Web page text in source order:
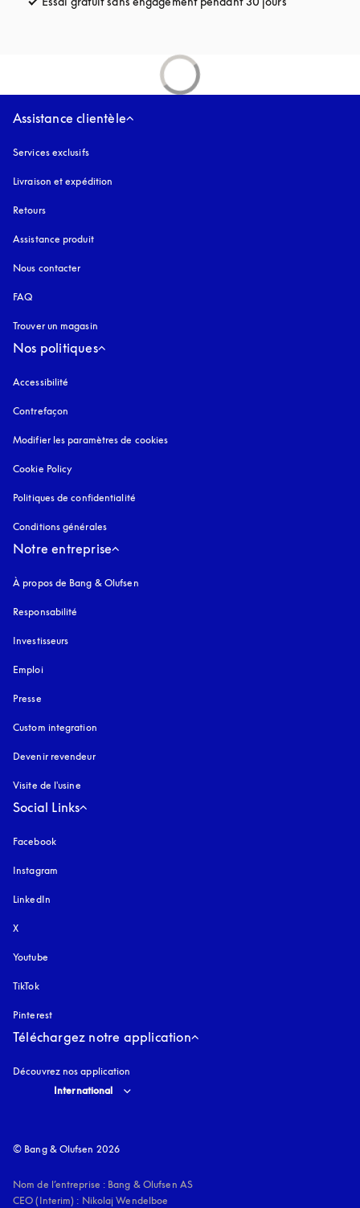
Assistance clientèle
Services exclusifs
Livraison et expédition
Retours
Assistance produit
Nous contacter
FAQ
Trouver un magasin
Nos politiques
Accessibilité
Contrefaçon
Modifier les paramètres de cookies
Cookie Policy
Politiques de confidentialité
Conditions générales
Notre entreprise
À propos de Bang & Olufsen
Responsabilité
Investisseurs
Emploi
Presse
Custom integration
Devenir revendeur
Visite de l'usine
Social Links
Facebook
Instagram
LinkedIn
X
Youtube
TikTok
Pinterest
Téléchargez notre application
Découvrez nos application
Select country and language
International
© Bang & Olufsen 2026
Nom de l’entreprise : Bang & Olufsen AS
CEO (Interim) : Nikolaj Wendelboe